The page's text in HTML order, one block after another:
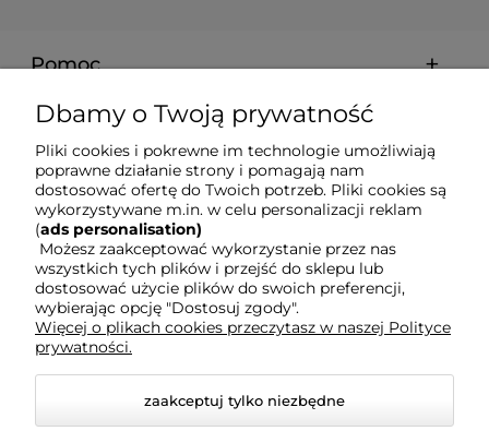
Pomoc
Dostawa i koszty
Moje konto
Gwarancja i zwroty
O firmie
Dbamy o Twoją prywatność
Pliki cookies i pokrewne im technologie umożliwiają
poprawne działanie strony i pomagają nam
dostosować ofertę do Twoich potrzeb. Pliki cookies są
wykorzystywane m.in. w celu personalizacji reklam
(ads personalisation)
Możesz zaakceptować wykorzystanie przez nas
wszystkich tych plików i przejść do sklepu lub
dostosować użycie plików do swoich preferencji,
wybierając opcję "Dostosuj zgody".
Więcej o plikach cookies przeczytasz w naszej Polityce
prywatności.
zaakceptuj tylko niezbędne